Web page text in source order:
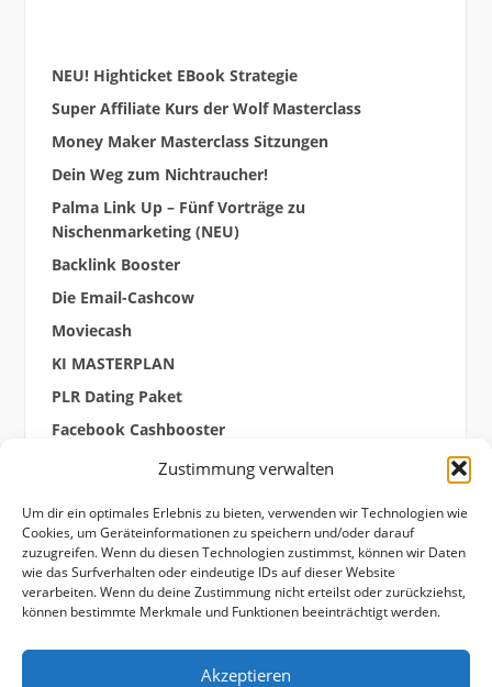
Zustimmung verwalten
Um dir ein optimales Erlebnis zu bieten, verwenden wir Technologien wie
Cookies, um Geräteinformationen zu speichern und/oder darauf
zuzugreifen. Wenn du diesen Technologien zustimmst, können wir Daten
wie das Surfverhalten oder eindeutige IDs auf dieser Website
verarbeiten. Wenn du deine Zustimmung nicht erteilst oder zurückziehst,
können bestimmte Merkmale und Funktionen beeinträchtigt werden.
Akzeptieren
NEU! Highticket EBook Strategie
Super Affiliate Kurs der Wolf Masterclass
Money Maker Masterclass Sitzungen
Dein Weg zum Nichtraucher!
Palma Link Up – Fünf Vorträge zu
Nischenmarketing (NEU)
Backlink Booster
Die Email-Cashcow
Moviecash
KI MASTERPLAN
PLR Dating Paket
Facebook Cashbooster
Zuseherticket „Moviecash“